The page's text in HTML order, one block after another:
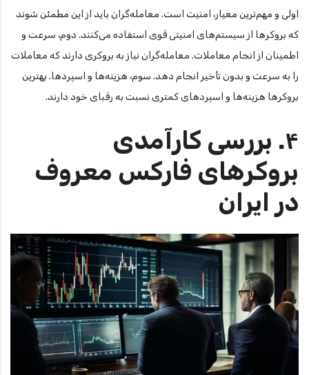
اولی و مهم‌ترین معیار، امنیت است. معامله‌گران باید از این مطمئن شوند
که بروکرها از سیستم‌های امنیتی قوی استفاده می‌کنند. دوم، سرعت و
اطمینان از انجام معاملات. معامله‌گران نیاز به بروکری دارند که معاملات
را به سرعت و بدون تأخیر انجام دهد. سوم، هزینه‌ها و اسپردها. بهترین
بروکرها هزینه‌ها و اسپردهای کمتری نسبت به رقبای خود دارند.
۴. بررسی کارآمدی
بروکرهای فارکس معروف
در ایران